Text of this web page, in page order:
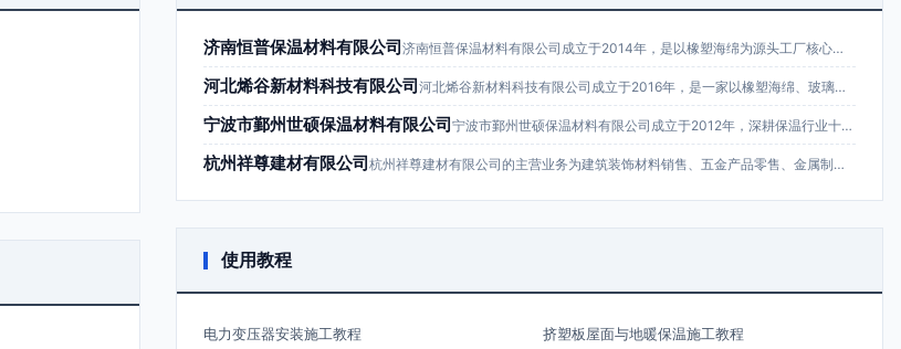
济南恒普保温材料有限公司 济南恒普保温材料有限公司成立于2014年，是以橡塑海绵为源头工厂核心产品，同时主…
河北烯谷新材料科技有限公司 河北烯谷新材料科技有限公司成立于2016年，是一家以橡塑海绵、玻璃棉、岩棉、挤塑…
宁波市鄞州世硕保温材料有限公司 宁波市鄞州世硕保温材料有限公司成立于2012年，深耕保温行业十余年，主推橡塑海绵…
杭州祥尊建材有限公司 杭州祥尊建材有限公司的主营业务为建筑装饰材料销售、五金产品零售、金属制品销售、电…
使用教程
电力变压器安装施工教程 挤塑板屋面与地暖保温施工教程